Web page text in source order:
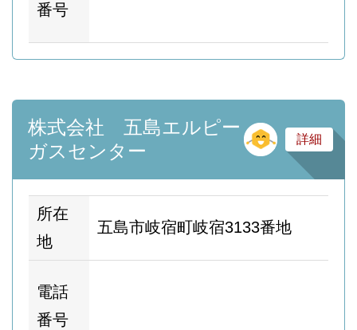
番号
株式会社 五島エルピー
ガスセンター
そ
詳細
所在
地
五島市岐宿町岐宿3133番地
電話
番号